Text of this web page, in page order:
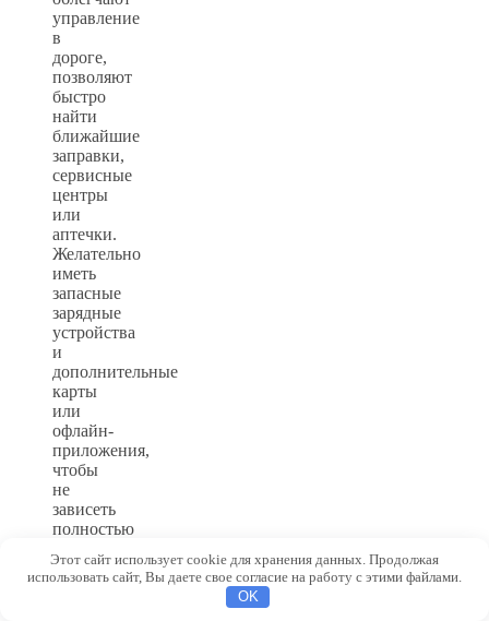
управление
в
дороге,
позволяют
быстро
найти
ближайшие
заправки,
сервисные
центры
или
аптечки.
Желательно
иметь
запасные
зарядные
устройства
и
дополнительные
карты
или
офлайн-
приложения,
чтобы
не
зависеть
полностью
интернет-
соединения.
Этот сайт использует cookie для хранения данных. Продолжая
использовать сайт, Вы даете свое согласие на работу с этими файлами.
OK